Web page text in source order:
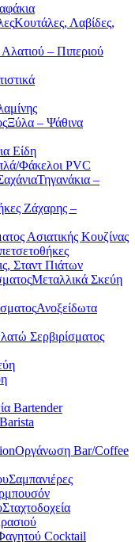
Κουτάλες, Λαβίδες,
– Πιπεριού
Ξύλα – Ψάθινα
Είδη
Φάκελοι PVC
Τηγανάκια –
Ζάχαρης –
Ασιατικής Κουζίνας
Σταντ Πιάτων
Μεταλλικά Σκεύη
Ανοξείδωτα
Σερβιρίσματος
Bartender
Οργάνωση Bar/Coffee
Σαμπανιέρες
Σταχτοδοχεία